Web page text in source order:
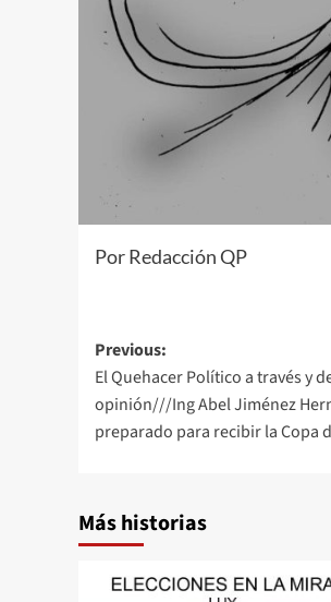
Por Redacción QP
Post
navigation
Previous:
El Quehacer Político a través y
opinión///Ing Abel Jiménez
preparado para recibir la Copa
Más historias